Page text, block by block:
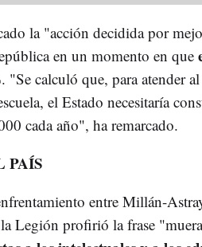
la "acción decidida por
en un momento en que
. "Se calculó que, para atender
el Estado necesitaría
cada año", ha remarcado.
PAÍS
entre Millán-
Legión profirió la frase